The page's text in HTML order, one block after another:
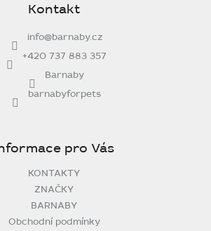
Kontakt
info@barnaby.cz
+420 737 883 357
Barnaby
barnabyforpets
pro Vás
KONTAKTY
ZNAČKY
BARNABY
Obchodní podmínky